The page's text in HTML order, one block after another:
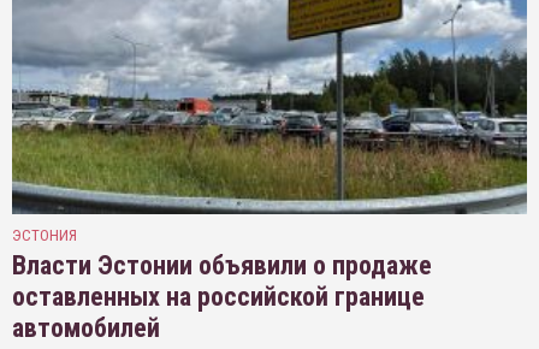
ЭСТОНИЯ
Власти Эстонии объявили о продаже
оставленных на российской границе
автомобилей